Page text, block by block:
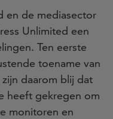
en de mediasector
Unlimited een
Ten eerste
toename van
daarom blij dat
heeft gekregen om
monitoren en